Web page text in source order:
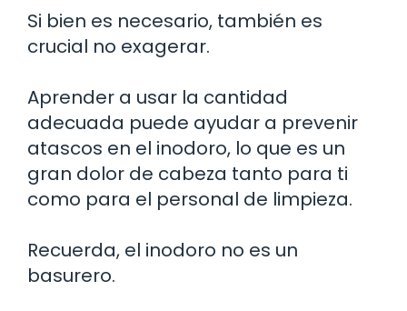
Si bien es necesario, también es
crucial no exagerar.
Aprender a usar la cantidad
adecuada puede ayudar a prevenir
atascos en el inodoro, lo que es un
gran dolor de cabeza tanto para ti
como para el personal de limpieza.
Recuerda, el inodoro no es un
basurero.